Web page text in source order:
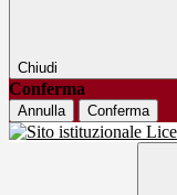
Chiudi
Conferma
Annulla Conferma